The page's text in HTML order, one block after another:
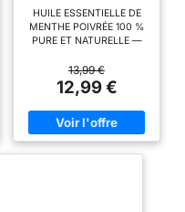
Pure, 118ml
HUILE ESSENTIELLE DE
MENTHE POIVRÉE 100 %
PURE ET NATURELLE —
Blends sont exactement
cela ! De nombreuses
huiles vendues sur le
marché affichent cette
allégation, mais sont en
réalité composées
13,99 €
12,99 €